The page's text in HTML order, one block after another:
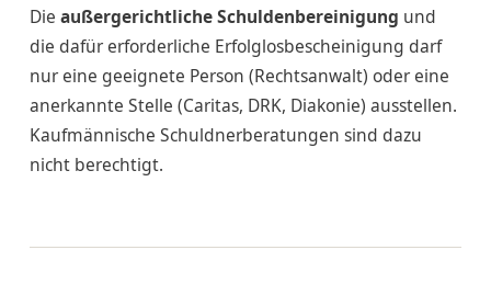
Die außergerichtliche Schuldenbereinigung und
die dafür erforderliche Erfolglosbescheinigung darf
nur eine geeignete Person (Rechtsanwalt) oder eine
anerkannte Stelle (Caritas, DRK, Diakonie) ausstellen.
Kaufmännische Schuldnerberatungen sind dazu
nicht berechtigt.